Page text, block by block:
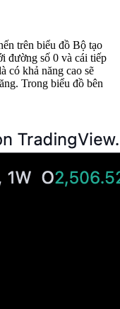
trên biểu đồ Bộ tạo
đường số 0 và cái tiếp
có khả năng cao sẽ
Trong biểu đồ bên